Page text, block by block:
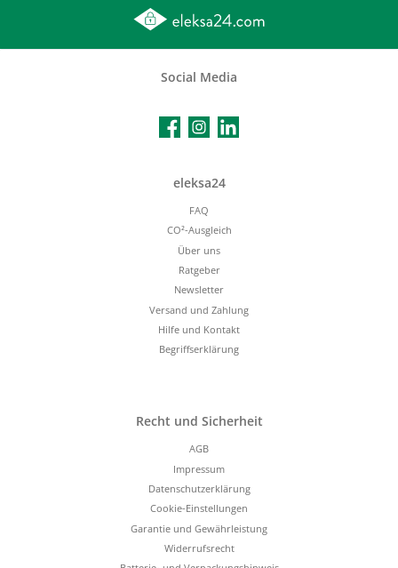
Social Media
FacebookInstagramLinkedIn
eleksa24
FAQ
CO²-Ausgleich
Über uns
Ratgeber
Newsletter
Versand und Zahlung
Hilfe und Kontakt
Begriffserklärung
Recht und Sicherheit
AGB
Impressum
Datenschutzerklärung
Cookie-Einstellungen
Garantie und Gewährleistung
Widerrufsrecht